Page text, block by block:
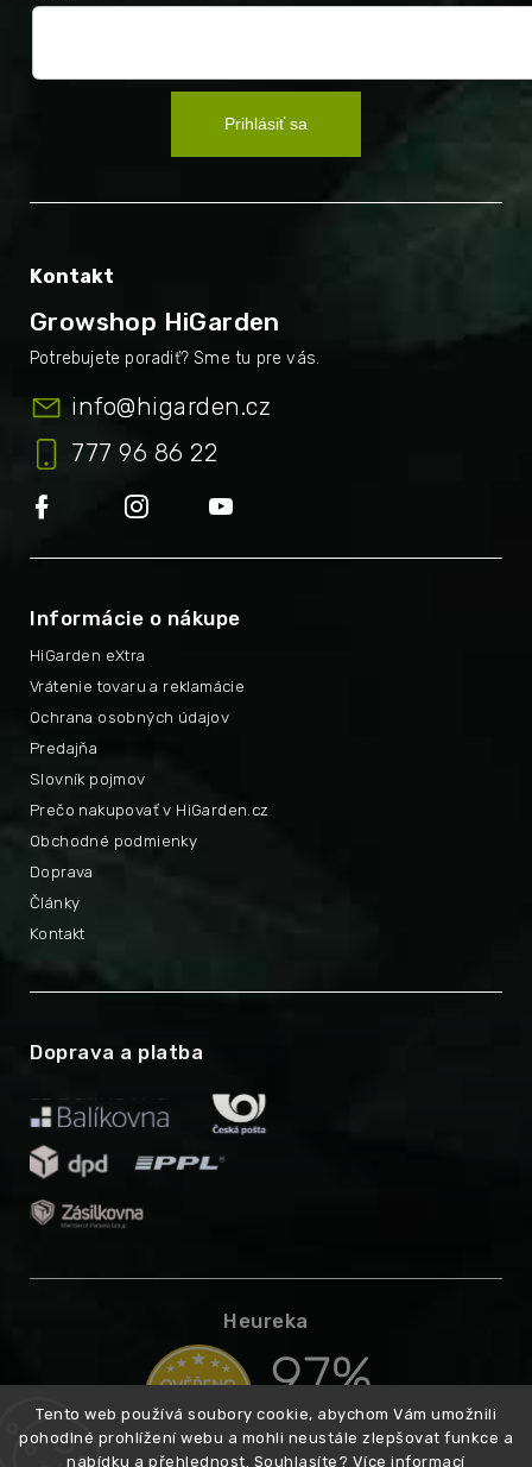
Tento web používá soubory cookie, abychom Vám umožnili
pohodlné prohlížení webu a mohli neustále zlepšovat funkce a
nabídku a přehlednost. Souhlasíte? Více informací
Prihlásiť sa
Kontakt
Growshop HiGarden
info@higarden.cz
777 96 86 22
Informácie o nákupe
HiGarden eXtra
Prečo nakupovať v HiGarden.cz
Vrátenie tovaru a reklamácie
Obchodné podmienky
Ochrana osobných údajov
Doprava
Predajňa
Články
Slovník pojmov
Kontakt
Doprava a platba
Heureka